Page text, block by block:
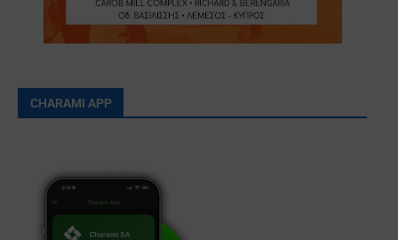
CHARAMI APP